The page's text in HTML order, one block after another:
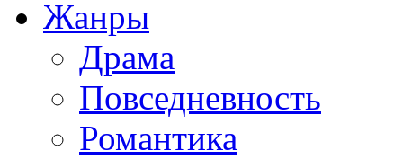
Жанры
Драма
Повседневность
Романтика